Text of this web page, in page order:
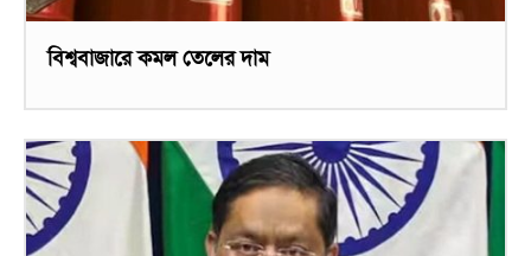
বিশ্ববাজারে কমল তেলের দাম